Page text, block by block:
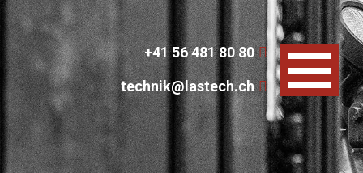
+41 56 481 80 80
technik@lastech.ch